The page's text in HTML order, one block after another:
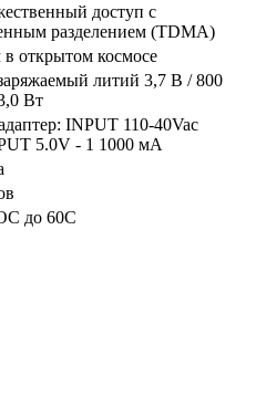
доступ с
разделением (TDMA)
в открытом космосе
литий 3,7 В / 800
Вт
INPUT 110-40Vac
5.0V - 1 1000 мА
до 60C